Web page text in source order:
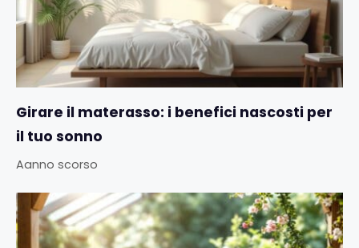
Girare il materasso: i benefici nascosti per
il tuo sonno
Aanno scorso